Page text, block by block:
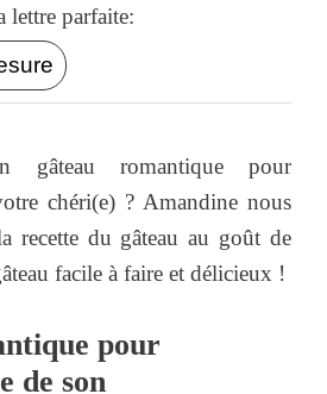
lettre parfaite:
gâteau romantique pour
chéri(e) ? Amandine nous
recette du gâteau au goût de
facile à faire et délicieux !
pour
de son